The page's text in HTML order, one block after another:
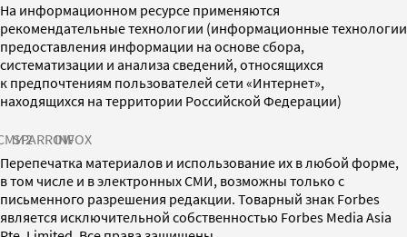
На информационном ресурсе применяются
рекомендательные технологии (информационные технологии
предоставления информации на основе сбора,
систематизации и анализа сведений, относящихся
к предпочтениям пользователей сети «Интернет»,
находящихся на территории Российской Федерации)
SPARROWINFOX
Перепечатка материалов и использование их в любой форме,
в том числе и в электронных СМИ, возможны только с
письменного разрешения редакции. Товарный знак Forbes
является исключительной собственностью Forbes Media Asia